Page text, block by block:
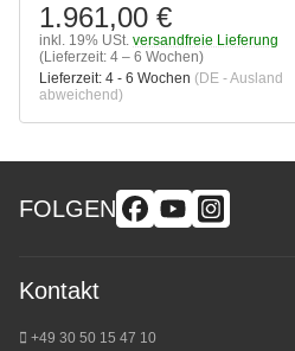
1.961,00 €
inkl. 19% USt. versandfreie Lieferung
(Lieferzeit: 4 – 6 Wochen)
Lieferzeit: 4 - 6 Wochen (DE - Ausland
abweichend)
FOLGEN
Kontakt
+49 30 50 15 47 10